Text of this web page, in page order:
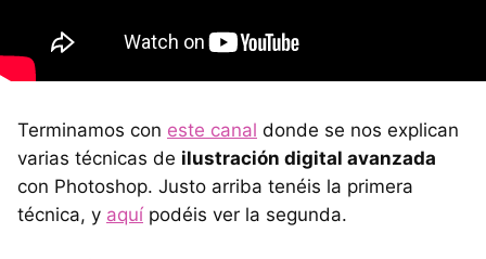
Terminamos con este canal donde se nos explican
varias técnicas de ilustración digital avanzada
con Photoshop. Justo arriba tenéis la primera
técnica, y aquí podéis ver la segunda.